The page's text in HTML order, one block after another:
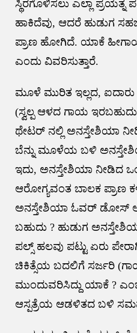
ಸ್ಥಿರಗೊಳಿಸಲು ಎಲ್ಲಾ ಪ್ರಯತ್ನ
ಹಾಕಿದೆವು, ಆದರೆ ಹುಡುಗ ಸಹಜ
ಪ್ರಾಣ ಹೋಗಿದೆ. ಯಾಕೆ
ಎಂದು ವಿವರಿಸುತ್ತಾರೆ‌.
ಮೂಳೆ ಮುರಿತ ಇಲ್ಲದ, ಐದಾರು
(ಸ್ವಲ್ಪ ಆಳದ ಗಾಯ
ಥೇಟರ್ ನಲ್ಲಿ ಅನಸ್ತೇಶಿಯಾ
ಬೆನ್ನು ಮೂಳೆಯ ಬಳಿ
ಇದು, ಅನಸ್ತೇಶಿಯಾ ನೀಡಿದ
ಆರೋಗ್ಯವಂತ ಬಾಲಕ ಪ್ರಾಣ
ಅನಸ್ತೇಶಿಯಾ ಓವರ್ ಡೋಸ್
ಬಹುದು ? ಹುಡುಗ
ಪಲ್ಸ್ ಹಲವು ಪಟ್ಟು ಏರು
ಚಿಕಿತ್ಸೆಯ ಬದಲಿಗೆ ಸರ್ಜರಿ
ಮುಂದುವರಿಸಿದ್ದು ಯಾಕೆ ?
ಆಸ್ಪತ್ರೆಯ ಆಡಳಿತದ ಬಳಿ